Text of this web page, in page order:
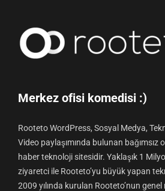
Merkez ofisi komedisi :)
Rooteto WordPress, Sosyal Medya,
Video paylaşımında bulunan bağımsız
haber teknoloji sitesidir. Yaklaşık 1
ziyaretci ile Rooteto’yu büyük yapan
2009 yılında kurulan Rooteto’nun